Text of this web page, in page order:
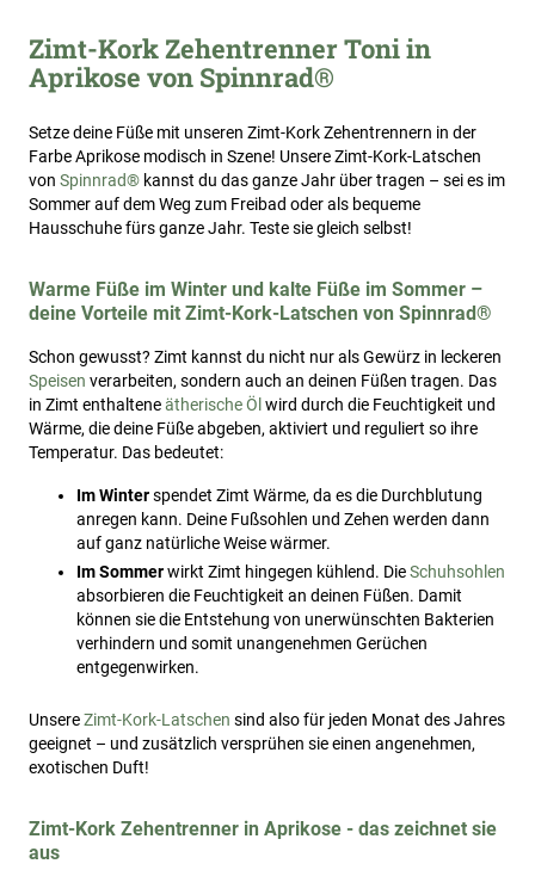
Zimt-Kork Zehentrenner Toni in
Aprikose von Spinnrad®
Setze deine Füße mit unseren Zimt-Kork Zehentrennern in der
Farbe Aprikose modisch in Szene! Unsere Zimt-Kork-Latschen
von Spinnrad® kannst du das ganze Jahr über tragen – sei es im
Sommer auf dem Weg zum Freibad oder als bequeme
Hausschuhe fürs ganze Jahr. Teste sie gleich selbst!
Warme Füße im Winter und kalte Füße im Sommer –
deine Vorteile mit Zimt-Kork-Latschen von Spinnrad®
Schon gewusst? Zimt kannst du nicht nur als Gewürz in leckeren
Speisen verarbeiten, sondern auch an deinen Füßen tragen. Das
in Zimt enthalteneätherische Öl wird durch die Feuchtigkeit und
Wärme, die deine Füße abgeben, aktiviert und reguliert so ihre
Temperatur. Das bedeutet:
Im Winterspendet Zimt Wärme, da es die Durchblutung
anregen kann. Deine Fußsohlen und Zehen werden dann
auf ganz natürliche Weise wärmer.
Im Sommerwirkt Zimt hingegen kühlend. DieSchuhsohlen
absorbieren die Feuchtigkeit an deinen Füßen. Damit
können sie die Entstehung von unerwünschten Bakterien
verhindern und somit unangenehmen Gerüchen
entgegenwirken.
UnsereZimt-Kork-Latschen sind also für jeden Monat des Jahres
geeignet – und zusätzlich versprühen sie einen angenehmen,
exotischen Duft!
Zimt-Kork Zehentrenner in Aprikose - das zeichnet sie
aus